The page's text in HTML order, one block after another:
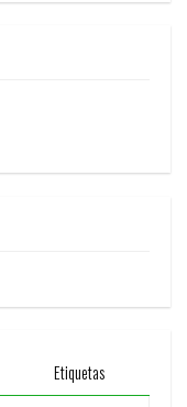
Etiquetas